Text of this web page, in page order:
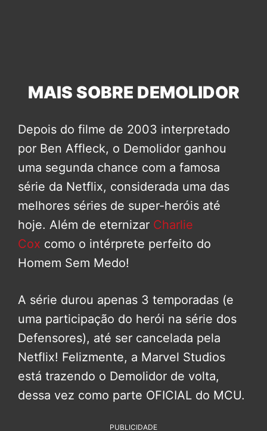
MAIS SOBRE DEMOLIDOR
Depois do filme de 2003 interpretado
por Ben Affleck, o Demolidor ganhou
uma segunda chance com a famosa
série da Netflix, considerada uma das
melhores séries de super-heróis até
hoje. Além de eternizar Charlie
Cox como o intérprete perfeito do
Homem Sem Medo!
A série durou apenas 3 temporadas (e
uma participação do herói na série dos
Defensores), até ser cancelada pela
Netflix! Felizmente, a Marvel Studios
está trazendo o Demolidor de volta,
dessa vez como parte OFICIAL do MCU.
PUBLICIDADE